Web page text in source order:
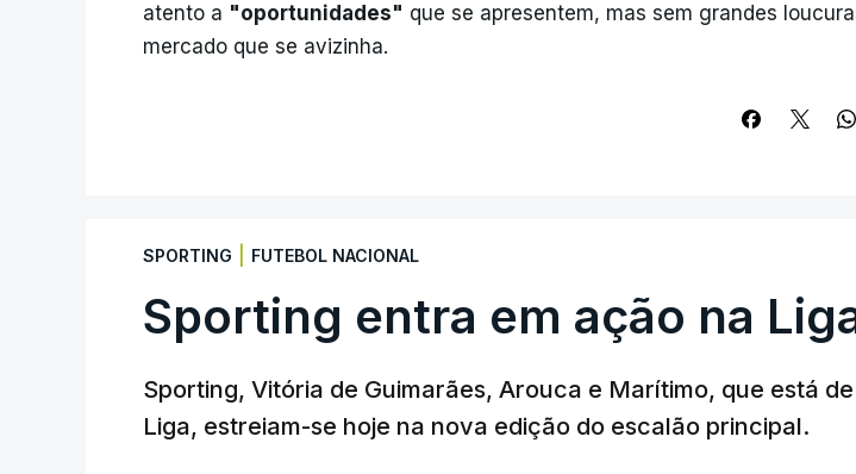
atento a "oportunidades" que se apresentem, mas sem grandes
mercado que se avizinha.
SPORTING FUTEBOL NACIONAL
Sporting entra em ação na
Sporting, Vitória de Guimarães, Arouca e Marítimo, que está
Liga, estreiam-se hoje na nova edição do escalão principal.